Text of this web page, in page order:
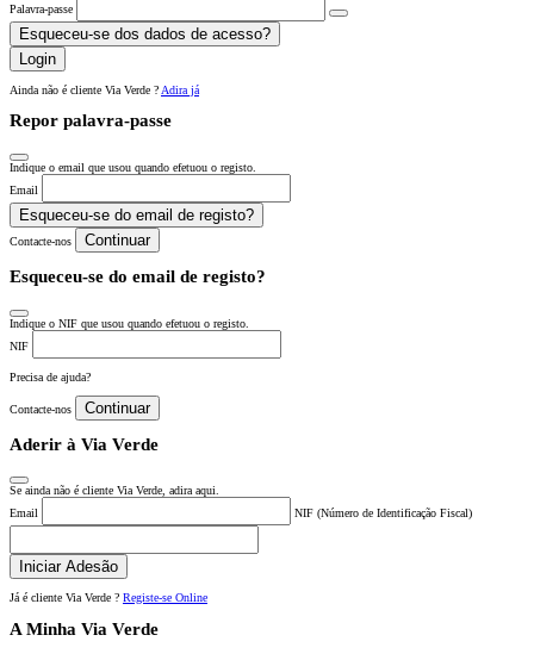
Palavra-passe
Esqueceu-se dos dados de acesso?
Login
Ainda não é cliente Via Verde ? Adira já
Repor palavra-passe
Indique o email que usou quando efetuou o registo.
Email
Esqueceu-se do email de registo?
Contacte-nos Continuar
Esqueceu-se do email de registo?
Indique o NIF que usou quando efetuou o registo.
NIF
Precisa de ajuda?
Contacte-nos Continuar
Aderir à Via Verde
Se ainda não é cliente Via Verde, adira aqui.
Email
NIF (Número de Identificação Fiscal)
Iniciar Adesão
Já é cliente Via Verde ? Registe-se Online
A Minha Via Verde